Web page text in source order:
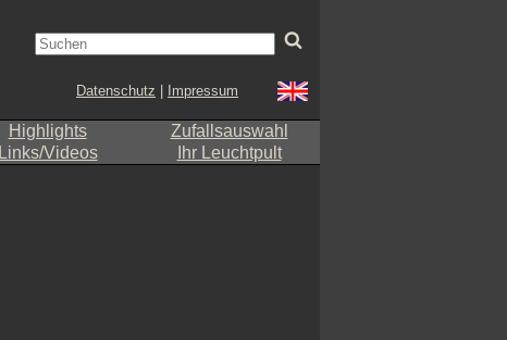
Datenschutz Impressum
Highlights
Zufallsauswahl
Links/Videos Ihr Leuchtpult